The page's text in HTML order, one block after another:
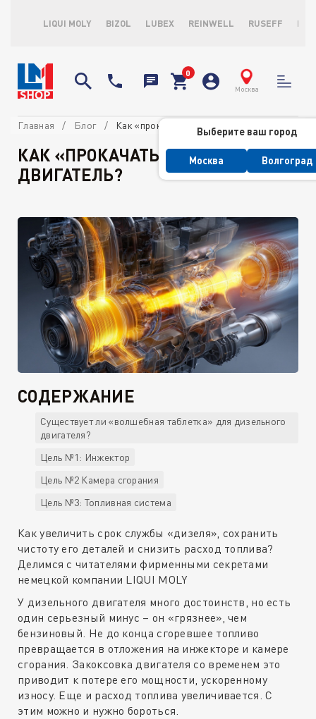
LIQUI MOLY BIZOL LUBEX REINWELL RUSEFF
Москва
Выберите ваш город
Москва Волгоград
Главная Блог Как «прокачать» дизельный двигатель?
КАК «ПРОКАЧАТЬ» ДИЗЕЛЬНЫЙ
ДВИГАТЕЛЬ?
СОДЕРЖАНИЕ
Существует ли «волшебная таблетка» для дизельного
двигателя?
Цель №1: Инжектор
Цель №2 Камера сгорания
Цель №3: Топливная система
Как увеличить срок службы «дизеля», сохранить
чистоту его деталей и снизить расход топлива?
Делимся с читателями фирменными секретами
немецкой компании LIQUI MOLY
У дизельного двигателя много достоинств, но есть
один серьезный минус – он «грязнее», чем
бензиновый. Не до конца сгоревшее топливо
превращается в отложения на инжекторе и камере
сгорания. Закоксовка двигателя со временем это
приводит к потере его мощности, ускоренному
износу. Еще и расход топлива увеличивается. С
этим можно и нужно бороться.